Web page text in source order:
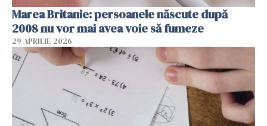
Marea Britanie: persoanele născute după
2008 nu vor mai avea voie să fumeze
29 APRILIE 2026